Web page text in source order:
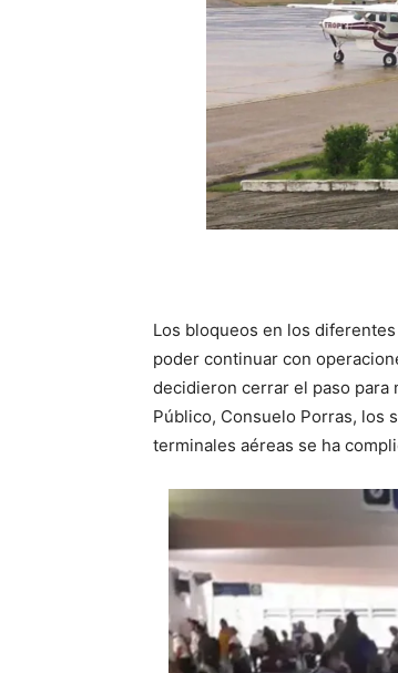
Los bloqueos en los
poder continuar con
decidieron cerrar el paso para
Público, Consuelo Porras, los
terminales aéreas se ha